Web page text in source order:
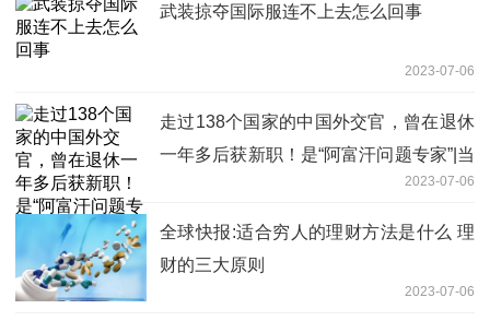
武装掠夺国际服连不上去怎么回事
2023-07-06
走过138个国家的中国外交官，曾在退休
一年多后获新职！是“阿富汗问题专家”|当
2023-07-06
全球快报:适合穷人的理财方法是什么 理
财的三大原则
2023-07-06